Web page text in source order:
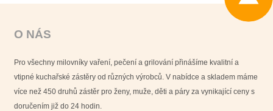
O NÁS
Pro všechny milovníky vaření, pečení a grilování přinášíme kvalitní a
vtipné kuchařské zástěry od různých výrobců. V nabídce a skladem máme
více než 450 druhů zástěr pro ženy, muže, děti a páry za vynikající ceny s
doručením již do 24 hodin.